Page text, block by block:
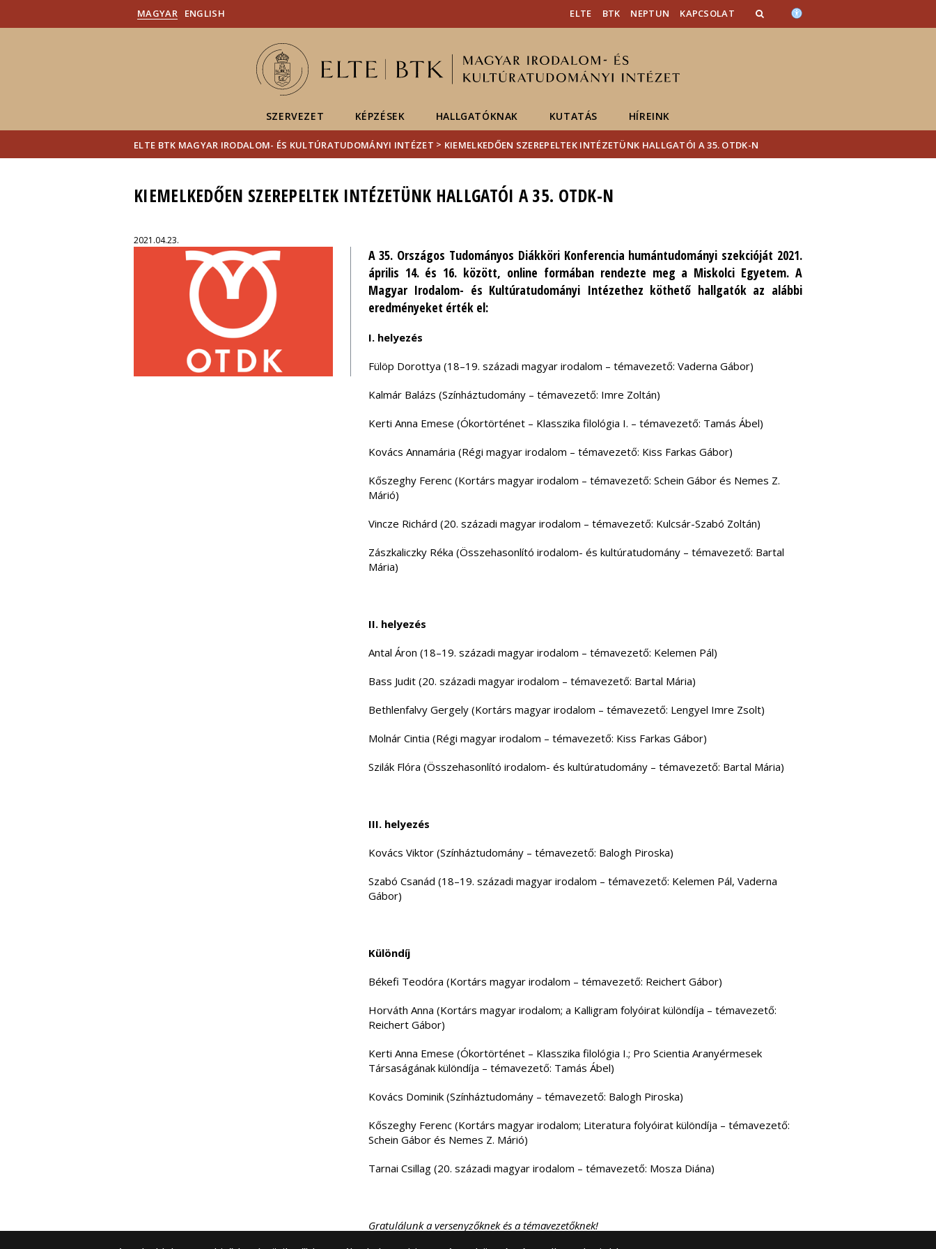
MAGYAR ENGLISH ELTE BTK NEPTUN KAPCSOLAT
SZERVEZET KÉPZÉSEK HALLGATÓKNAK KUTATÁS HÍREINK
ELTE BTK MAGYAR IRODALOM- ÉS KULTÚRATUDOMÁNYI INTÉZET > KIEMELKEDŐEN SZEREPELTEK INTÉZETÜNK HALLGATÓI A 35. OTDK-N
KIEMELKEDŐEN SZEREPELTEK INTÉZETÜNK HALLGATÓI A 35. OTDK-N
2021.04.23.
A 35. Országos Tudományos Diákköri Konferencia humántudományi szekcióját 2021.
április 14. és 16. között, online formában rendezte meg a Miskolci Egyetem. A
Magyar Irodalom- és Kultúratudományi Intézethez köthető hallgatók az alábbi
eredményeket érték el:
I. helyezés
Fülöp Dorottya (18–19. századi magyar irodalom – témavezető: Vaderna Gábor)
Kalmár Balázs (Színháztudomány – témavezető: Imre Zoltán)
Kerti Anna Emese (Ókortörténet – Klasszika filológia I. – témavezető: Tamás Ábel)
Kovács Annamária (Régi magyar irodalom – témavezető: Kiss Farkas Gábor)
Kőszeghy Ferenc (Kortárs magyar irodalom – témavezető: Schein Gábor és Nemes Z.
Márió)
Vincze Richárd (20. századi magyar irodalom – témavezető: Kulcsár-Szabó Zoltán)
Zászkaliczky Réka (Összehasonlító irodalom- és kultúratudomány – témavezető: Bartal
Mária)
II. helyezés
Antal Áron (18–19. századi magyar irodalom – témavezető: Kelemen Pál)
Bass Judit (20. századi magyar irodalom – témavezető: Bartal Mária)
Bethlenfalvy Gergely (Kortárs magyar irodalom – témavezető: Lengyel Imre Zsolt)
Molnár Cintia (Régi magyar irodalom – témavezető: Kiss Farkas Gábor)
Szilák Flóra (Összehasonlító irodalom- és kultúratudomány – témavezető: Bartal Mária)
III. helyezés
Kovács Viktor (Színháztudomány – témavezető: Balogh Piroska)
Szabó Csanád (18–19. századi magyar irodalom – témavezető: Kelemen Pál, Vaderna
Gábor)
Különdíj
Békefi Teodóra (Kortárs magyar irodalom – témavezető: Reichert Gábor)
Horváth Anna (Kortárs magyar irodalom; a Kalligram folyóirat különdíja – témavezető:
Reichert Gábor)
Kerti Anna Emese (Ókortörténet – Klasszika filológia I.; Pro Scientia Aranyérmesek
Társaságának különdíja – témavezető: Tamás Ábel)
Kovács Dominik (Színháztudomány – témavezető: Balogh Piroska)
Kőszeghy Ferenc (Kortárs magyar irodalom; Literatura folyóirat különdíja – témavezető:
Schein Gábor és Nemes Z. Márió)
Tarnai Csillag (20. századi magyar irodalom – témavezető: Mosza Diána)
Gratulálunk a versenyzőknek és a témavezetőknek!